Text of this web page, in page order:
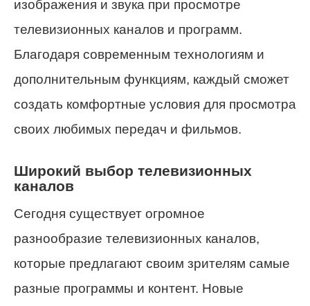
изображения и звука при просмотре
телевизионных каналов и программ.
Благодаря современным технологиям и
дополнительным функциям, каждый сможет
создать комфортные условия для просмотра
своих любимых передач и фильмов.
Широкий выбор телевизионных
каналов
Сегодня существует огромное
разнообразие телевизионных каналов,
которые предлагают своим зрителям самые
разные программы и контент. Новые